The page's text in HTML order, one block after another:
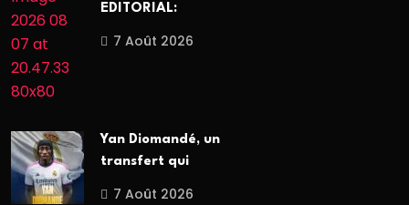
EDITORIAL:
7 Août 2026
Yan Diomandé, un
transfert qui
7 Août 2026